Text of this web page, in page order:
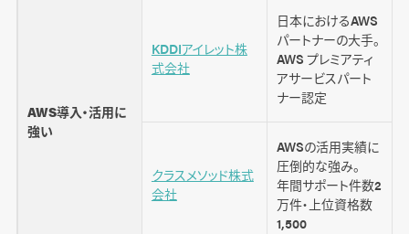
AWS導入・活用に
強い
KDDIアイレット株
式会社
日本におけるAWS
パートナーの大手。
AWS プレミアティ
アサービスパート
ナー認定
クラスメソッド株式
会社
AWSの活用実績に
圧倒的な強み。
年間サポート件数2
万件・上位資格数
1,500